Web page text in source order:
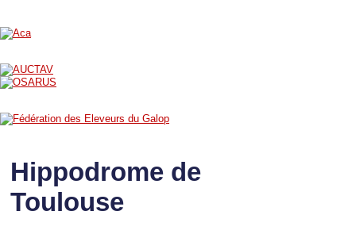
Hippodrome de
Toulouse